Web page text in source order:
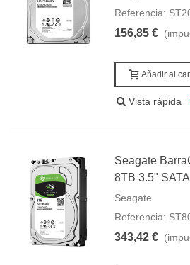
Referencia:
156,85 €
Añadir al
Vista rápida
Seagate
8TB 3.5"
Seagate
Referencia:
343,42 €